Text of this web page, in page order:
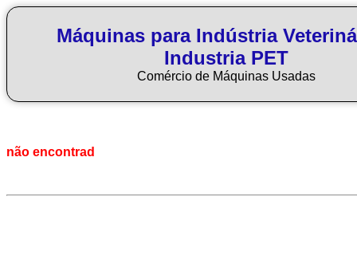
Máquinas para Indústria
Industria PET
Comércio de Máquinas Usadas
não encontrad